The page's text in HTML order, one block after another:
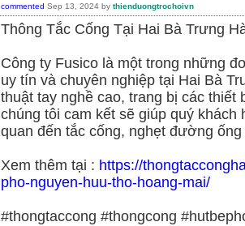
commented Sep 13, 2024 by thienduongtrochoivn
Thông Tắc Cống Tại Hai Bà Trưng
Công ty Fusico là một trong những
uy tín và chuyên nghiệp tại Hai Bà
thuật tay nghề cao, trang bị các thiết
chúng tôi cam kết sẽ giúp quý
quan đến tắc cống, nghẹt đường
Xem thêm tại : https://
pho-nguyen-huu-tho-hoang-mai/
#thongtaccong #thongcong